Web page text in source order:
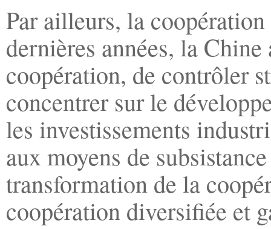
Par ailleurs, la
dernières années, la
coopération, de contrôler
concentrer sur le
les investissements
aux moyens de
transformation de la
coopération diversifiée et